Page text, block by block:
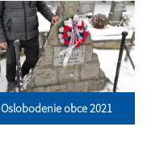
Oslobodenie obce 2021